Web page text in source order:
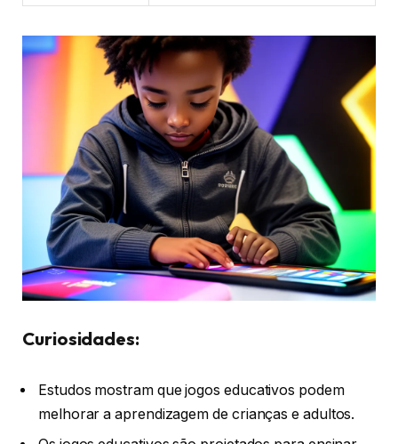
Curiosidades:
Estudos mostram que jogos educativos podem
melhorar a aprendizagem de crianças e adultos.